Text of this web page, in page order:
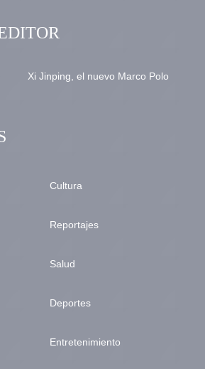
Xi Jinping, el nuevo Marco Polo
Cultura
Reportajes
Salud
Deportes
Entretenimiento